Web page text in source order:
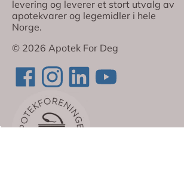
levering og leverer et stort utvalg av
apotekvarer og legemidler i hele
Norge.
© 2026 Apotek For Deg